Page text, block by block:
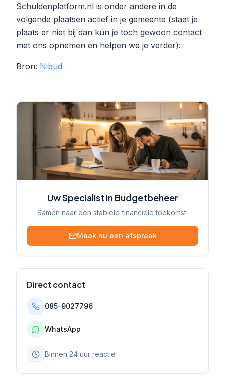
Schuldenplatform.nl is onder andere in de
volgende plaatsen actief in je gemeente (staat je
plaats er niet bij dan kun je toch gewoon contact
met ons opnemen en helpen we je verder):
Bron: Nibud
Uw Specialist in Budgetbeheer
Samen naar een stabiele financiële toekomst.
Maak nu een afspraak
Direct contact
085-9027796
WhatsApp
Binnen 24 uur reactie